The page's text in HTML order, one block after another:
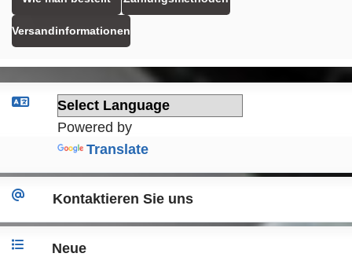
Versandinformationen
Powered by
Translate
Kontaktieren Sie uns
Neue